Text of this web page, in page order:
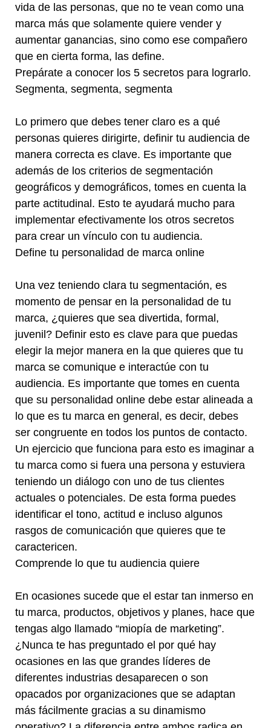
vida de las personas, que no te vean como una
marca más que solamente quiere vender y
aumentar ganancias, sino como ese compañero
que en cierta forma, las define.
Prepárate a conocer los 5 secretos para lograrlo.
Segmenta, segmenta, segmenta
Lo primero que debes tener claro es a qué
personas quieres dirigirte, definir tu audiencia de
manera correcta es clave. Es importante que
además de los criterios de segmentación
geográficos y demográficos, tomes en cuenta la
parte actitudinal. Esto te ayudará mucho para
implementar efectivamente los otros secretos
para crear un vínculo con tu audiencia.
Define tu personalidad de marca online
Una vez teniendo clara tu segmentación, es
momento de pensar en la personalidad de tu
marca, ¿quieres que sea divertida, formal,
juvenil? Definir esto es clave para que puedas
elegir la mejor manera en la que quieres que tu
marca se comunique e interactúe con tu
audiencia. Es importante que tomes en cuenta
que su personalidad online debe estar alineada a
lo que es tu marca en general, es decir, debes
ser congruente en todos los puntos de contacto.
Un ejercicio que funciona para esto es imaginar a
tu marca como si fuera una persona y estuviera
teniendo un diálogo con uno de tus clientes
actuales o potenciales. De esta forma puedes
identificar el tono, actitud e incluso algunos
rasgos de comunicación que quieres que te
caractericen.
Comprende lo que tu audiencia quiere
En ocasiones sucede que el estar tan inmerso en
tu marca, productos, objetivos y planes, hace que
tengas algo llamado “miopía de marketing”.
¿Nunca te has preguntado el por qué hay
ocasiones en las que grandes líderes de
diferentes industrias desaparecen o son
opacados por organizaciones que se adaptan
más fácilmente gracias a su dinamismo